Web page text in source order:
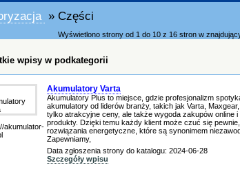
» Części
Wyświetlono strony od 1 do 10 z 16 stron w
wpisy w podkategorii
akumulator-
Akumulatory Varta
Akumulatory Plus to miejsce, gdzie profesjonalizm
akumulatory od liderów branży, takich jak Varta,
tylko atrakcyjne ceny, ale także wygoda zakupów online
produkty. Dzięki temu każdy klient może czuć się
rozwiązania energetyczne, które są synonimem
Zapewniamy,
Data zgłoszenia strony do katalogu: 2024-06-28
Szczegóły wpisu